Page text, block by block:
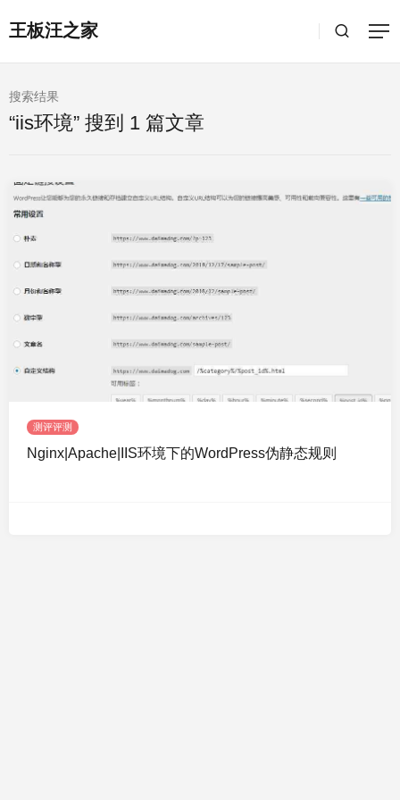
王板汪之家
搜索结果
“iis环境” 搜到 1 篇文章
测评评测
Nginx|Apache|IIS环境下的WordPress伪静态规则